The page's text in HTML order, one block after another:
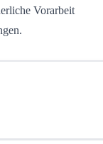
Vorarbeit